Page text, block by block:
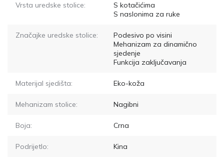
Vrsta uredske stolice:
S kotačićima
S naslonima za ruke
Značajke uredske stolice:
Podesivo po visini
Mehanizam za dinamično
sjedenje
Funkcija zaključavanja
Materijal sjedišta: Eko-koža
Mehanizam stolice: Nagibni
Boja: Crna
Podrijetlo: Kina